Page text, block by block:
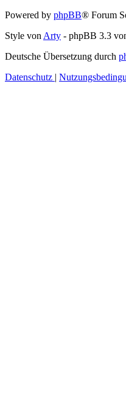
Powered by phpBB® Forum
Style von Arty - phpBB 3.3
Deutsche Übersetzung durch
Datenschutz |